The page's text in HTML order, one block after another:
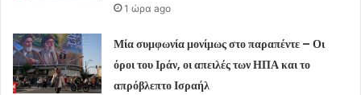
1 ώρα ago
Μία συμφωνία μονίμως στο παραπέντε – Οι
όροι του Ιράν, οι απειλές των ΗΠΑ και το
απρόβλεπτο Ισραήλ